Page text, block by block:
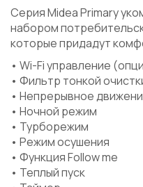
Серия Midea Primary
набором
которые придадут
• Wi-Fi управление
• Фильтр тонкой
• Непрерывное
• Ночной режим
• Турборежим
• Режим осушения
• Функция Follow me
• Теплый пуск